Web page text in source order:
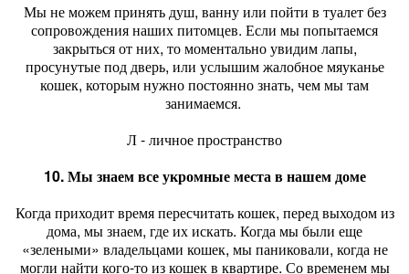
Мы не можем принять душ, ванну или пойти в туалет без
сопровождения наших питомцев. Если мы попытаемся
закрыться от них, то моментально увидим лапы,
просунутые под дверь, или услышим жалобное мяуканье
кошек, которым нужно постоянно знать, чем мы там
занимаемся.
Л - личное пространство
10. Мы знаем все укромные места в нашем доме
Когда приходит время пересчитать кошек, перед выходом из
дома, мы знаем, где их искать. Когда мы были еще
«зелеными» владельцами кошек, мы паниковали, когда не
могли найти кого-то из кошек в квартире. Со временем мы